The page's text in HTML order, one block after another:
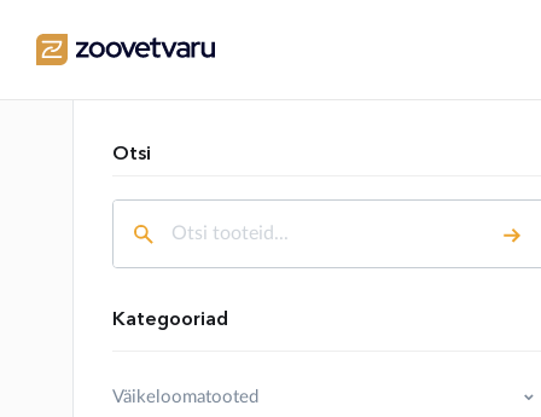
Otsi
Kategooriad
Väikeloomatooted